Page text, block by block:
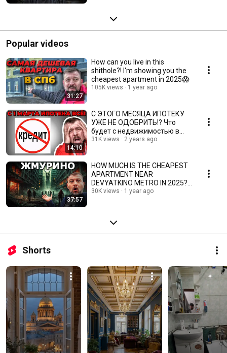
Popular videos
31:27
How can you live in this
shithole?! I'm showing you the
cheapest apartment in 2025😱
105K views 1 year ago
14:10
С ЭТОГО МЕСЯЦА ИПОТЕКУ
УЖЕ НЕ ОДОБРИТЬ!? Что
будет с недвижимостью в
2024?
31K views 2 years ago
37:57
HOW MUCH IS THE CHEAPEST
APARTMENT NEAR
DEVYATKINO METRO IN 2025?!
NEW BUILDINGS IN MURINO
30K views 1 year ago
Shorts